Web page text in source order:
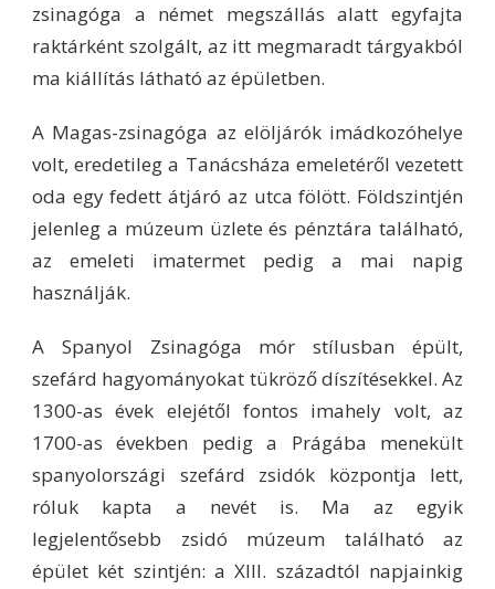
zsinagóga a német megszállás alatt egyfajta
raktárként szolgált, az itt megmaradt tárgyakból
ma kiállítás látható az épületben.
A Magas-zsinagóga az elöljárók imádkozóhelye
volt, eredetileg a Tanácsháza emeletéről vezetett
oda egy fedett átjáró az utca fölött. Földszintjén
jelenleg a múzeum üzlete és pénztára található,
az emeleti imatermet pedig a mai napig
használják.
A Spanyol Zsinagóga mór stílusban épült,
szefárd hagyományokat tükröző díszítésekkel. Az
1300-as évek elejétől fontos imahely volt, az
1700-as években pedig a Prágába menekült
spanyolországi szefárd zsidók központja lett,
róluk kapta a nevét is. Ma az egyik
legjelentősebb zsidó múzeum található az
épület két szintjén: a XIII. századtól napjainkig